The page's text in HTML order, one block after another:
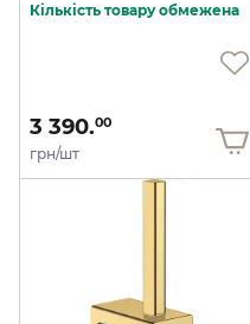
Кількість товару обмежена
3 390.00
грн/шт